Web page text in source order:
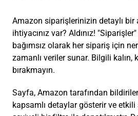
Amazon siparişlerinizin detaylı bir
ihtiyacınız var? Aldınız!
bağımsız olarak her sipariş için
zamanlı veriler sunar. Bilgili kalın,
bırakmayın.
Sayfa, Amazon tarafından
kapsamlı detaylar gösterir ve